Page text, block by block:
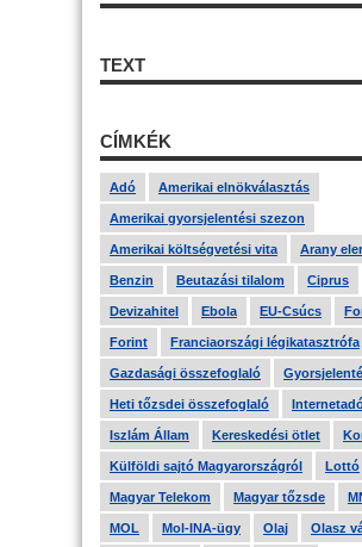
TEXT
CÍMKÉK
Adó Amerikai elnökválasztás
Amerikai gyorsjelentési szezon
Amerikai költségvetési vita Arany
Benzin Beutazási tilalom Ciprus
Devizahitel Ebola EU-Csúcs
Forint Franciaországi légikatasztrófa
Gazdasági összefoglaló
Heti tőzsdei összefoglaló
Iszlám Állam Kereskedési ötlet
Külföldi sajtó Magyarországról Lottó
Magyar Telekom Magyar tőzsde
MOL Mol-INA-ügy Olaj Olasz